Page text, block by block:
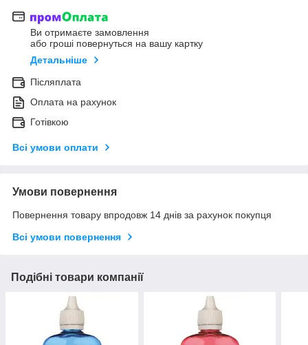
Ви отримаєте замовлення
або гроші повернуться на вашу картку
Детальніше
Післяплата
Оплата на рахунок
Готівкою
Всі умови оплати
Умови повернення
Повернення товару впродовж 14 днів за рахунок покупця
Всі умови повернення
Подібні товари компанії